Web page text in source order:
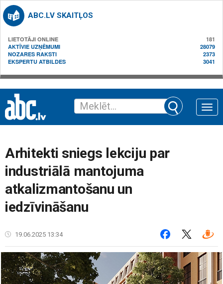
ABC.LV SKAITĻOS
LIETOTĀJI ONLINE
181
AKTĪVIE UZŅĒMUMI
28079
NOZARES RAKSTI
2373
EKSPERTU ATBILDES
3041
Toggle
Arhitekti sniegs lekciju par
industriālā mantojuma
atkalizmantošanu un
iedzīvināšanu
19.06.2025 13:34